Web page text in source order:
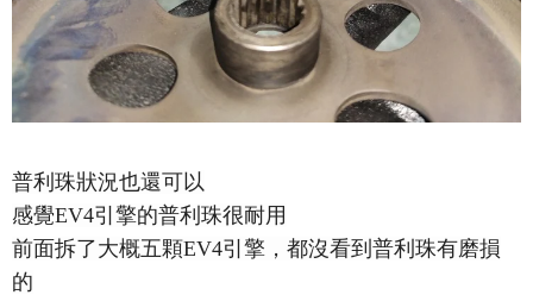
普利珠狀況也還可以
感覺EV4引擎的普利珠很耐用
前面拆了大概五顆EV4引擎，都沒看到普利珠有磨損
的